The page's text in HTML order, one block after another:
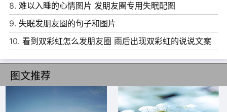
11、时光过得太匆忙，来不及等不及回头欣赏，世事无常。
12、有些事像一只插销，死死地别在心门上，锈了之后，里
面的打不开，外面的进不去。
13、你是我义无反顾撞过的南墙，是我黄粱一梦的空欢喜一
文案
8. 难以入睡的心情图片 发朋友圈专用失眠配图
9. 失眠发朋友圈的句子和图片
10. 看到双彩虹怎么发朋友圈 雨后出现双彩虹的说说文案
图文推荐